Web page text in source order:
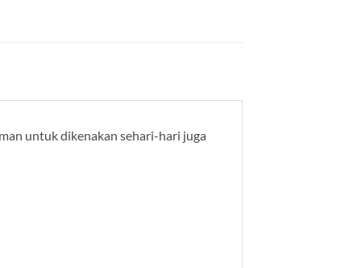
untuk dikenakan sehari-hari juga